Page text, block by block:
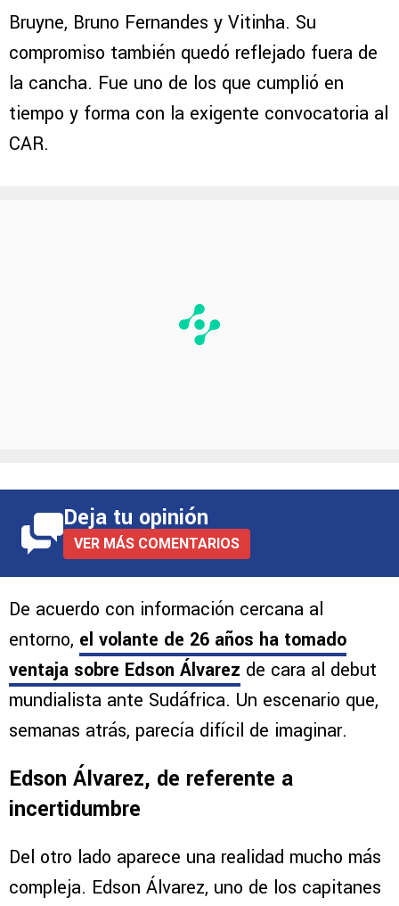
Bruyne, Bruno Fernandes y Vitinha. Su
compromiso también quedó reflejado fuera de
la cancha. Fue uno de los que cumplió en
tiempo y forma con la exigente convocatoria al
CAR.
Deja tu opinión
VER MÁS COMENTARIOS
De acuerdo con información cercana al
entorno, el volante de 26 años ha tomado
ventaja sobre Edson Álvarez de cara al debut
mundialista ante Sudáfrica. Un escenario que,
semanas atrás, parecía difícil de imaginar.
Edson Álvarez, de referente a
incertidumbre
Del otro lado aparece una realidad mucho más
compleja. Edson Álvarez, uno de los capitanes